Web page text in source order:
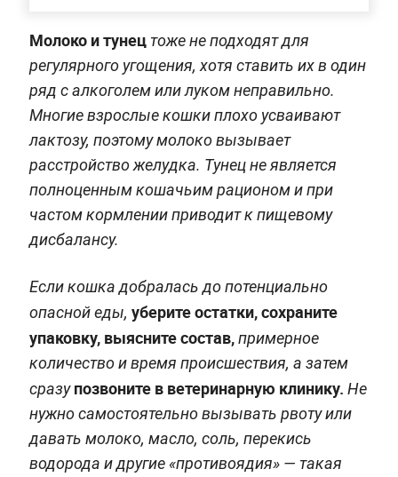
Молоко и тунецтоже не подходят для
регулярного угощения, хотя ставить их в один
ряд с алкоголем или луком неправильно.
Многие взрослые кошки плохо усваивают
лактозу, поэтому молоко вызывает
расстройство желудка. Тунец не является
полноценным кошачьим рационом и при
частом кормлении приводит к пищевому
дисбалансу.
Если кошка добралась до потенциально
опасной еды, уберите остатки, сохраните
упаковку, выясните состав,примерное
количество и время происшествия, а затем
сразупозвоните в ветеринарную клинику. Не
нужно самостоятельно вызывать рвоту или
давать молоко, масло, соль, перекись
водорода и другие «противоядия» — такая